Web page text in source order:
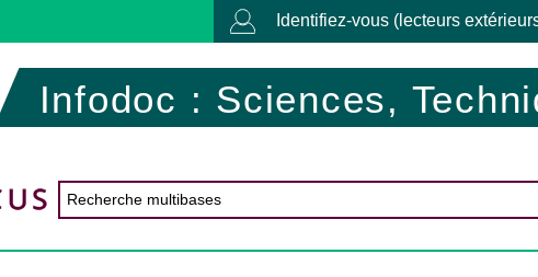
Identifiez-vous (lecteurs
Infodoc : Sciences,